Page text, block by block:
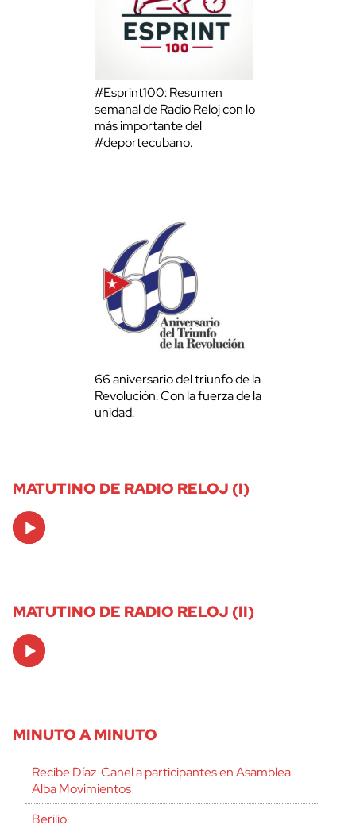
#Esprint100: Resumen
semanal de Radio Reloj con lo
más importante del
#deportecubano.
66 aniversario del triunfo de la
Revolución. Con la fuerza de la
unidad.
MATUTINO DE RADIO RELOJ (I)
Audio
Player
MATUTINO DE RADIO RELOJ (II)
Audio
Player
MINUTO A MINUTO
Recibe Díaz-Canel a participantes en Asamblea
Alba Movimientos
Berilio.